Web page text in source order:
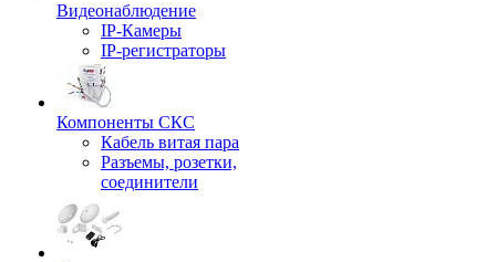
Видеонаблюдение
IP-Камеры
IP-регистраторы
Компоненты СКС
Кабель витая пара
Разъемы, розетки,
соединители